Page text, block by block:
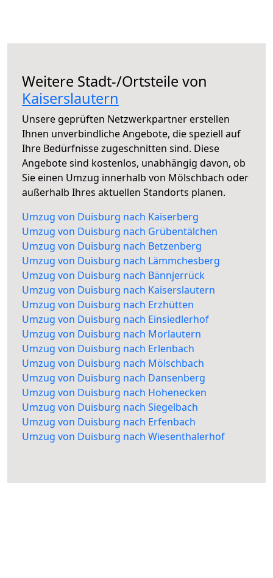
Weitere Stadt-/Ortsteile von
Kaiserslautern
Unsere geprüften Netzwerkpartner erstellen
Ihnen unverbindliche Angebote, die speziell auf
Ihre Bedürfnisse zugeschnitten sind. Diese
Angebote sind kostenlos, unabhängig davon, ob
Sie einen Umzug innerhalb von Mölschbach oder
außerhalb Ihres aktuellen Standorts planen.
Umzug von Duisburg nach Kaiserberg
Umzug von Duisburg nach Grübentälchen
Umzug von Duisburg nach Betzenberg
Umzug von Duisburg nach Lämmchesberg
Umzug von Duisburg nach Bännjerrück
Umzug von Duisburg nach Kaiserslautern
Umzug von Duisburg nach Erzhütten
Umzug von Duisburg nach Einsiedlerhof
Umzug von Duisburg nach Morlautern
Umzug von Duisburg nach Erlenbach
Umzug von Duisburg nach Mölschbach
Umzug von Duisburg nach Dansenberg
Umzug von Duisburg nach Hohenecken
Umzug von Duisburg nach Siegelbach
Umzug von Duisburg nach Erfenbach
Umzug von Duisburg nach Wiesenthalerhof